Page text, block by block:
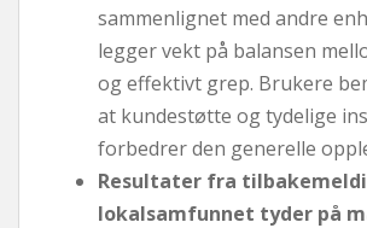
sammenlignet med andre
legger vekt på balansen
og effektivt grep. Brukere
at kundestøtte og tydelige
forbedrer den generelle
Resultater fra
lokalsamfunnet tyder på